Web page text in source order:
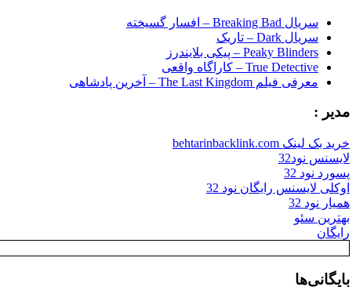
سریال Breaking Bad – افسار گسیخته
سریال Dark – تاریک
Peaky Blinders – پیکی بلایندرز
True Detective – کاراگاه واقعی
معرفی فیلم The Last Kingdom – آخرین پادشاهی
مدیر :
خرید بک لینک behtarinbacklink.com
لایسنس نود32
پسورد نود 32
اوکلی لایسنس رایگان نود 32
همیار نود 32
بهترین سئو
رایگان
بایگانی‌ها